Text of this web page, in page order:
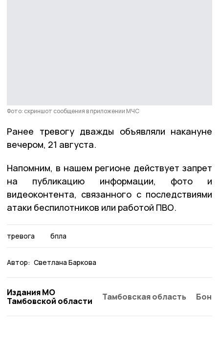
Фото: скриншот сообщения в приложении МЧС
Ранее тревогу дважды объявляли накануне
вечером, 21 августа.
Напомним, в нашем регионе действует запрет
на публикацию информации, фото и
видеоконтента, связанного с последствиями
атаки беспилотников или работой ПВО.
тревога бпла
Автор: Светлана Баркова
Издания МО
Тамбовской области
Тамбовская область